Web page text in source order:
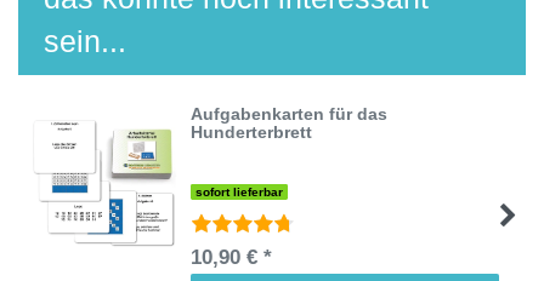
sein...
Aufgabenkarten für das
Hunderterbrett
sofort lieferbar
10,90 € *